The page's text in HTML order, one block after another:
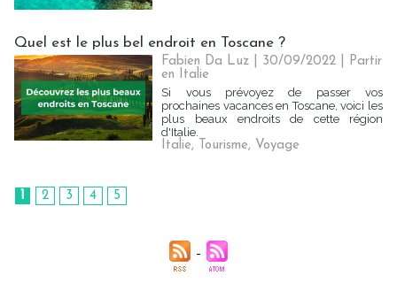
Quel est le plus bel endroit en Toscane ?
Fabien Da Luz | 30/09/2022
Partir
en Italie
Si vous prévoyez de passer vos
prochaines vacances en Toscane, voici les
plus beaux endroits de cette région
d'Italie.
Italie, Tourisme, Voyage
2 3 4 5